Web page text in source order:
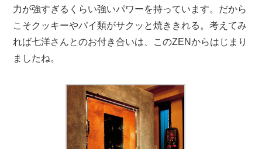
力が強すぎるくらい強いパワーを持っています。だから
こそクッキーやパイ類がサクッと焼ききれる。考えてみ
れば七洋さんとのお付き合いは、このZENからはじまり
ましたね。